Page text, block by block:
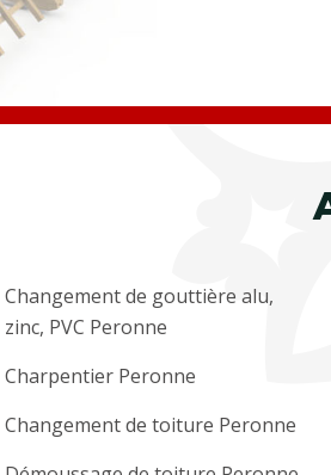
Changement de gouttière alu,
zinc, PVC Peronne
Charpentier Peronne
Changement de toiture Peronne